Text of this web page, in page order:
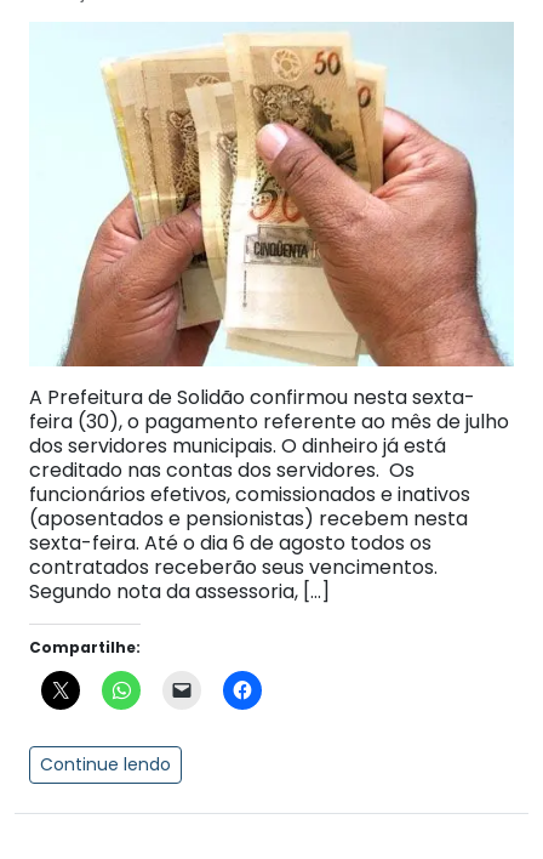
A Prefeitura de Solidão confirmou nesta sexta-
feira (30), o pagamento referente ao mês de julho
dos servidores municipais. O dinheiro já está
creditado nas contas dos servidores. Os
funcionários efetivos, comissionados e inativos
(aposentados e pensionistas) recebem nesta
sexta-feira. Até o dia 6 de agosto todos os
contratados receberão seus vencimentos.
Segundo nota da assessoria, […]
Compartilhe:
Continue lendo